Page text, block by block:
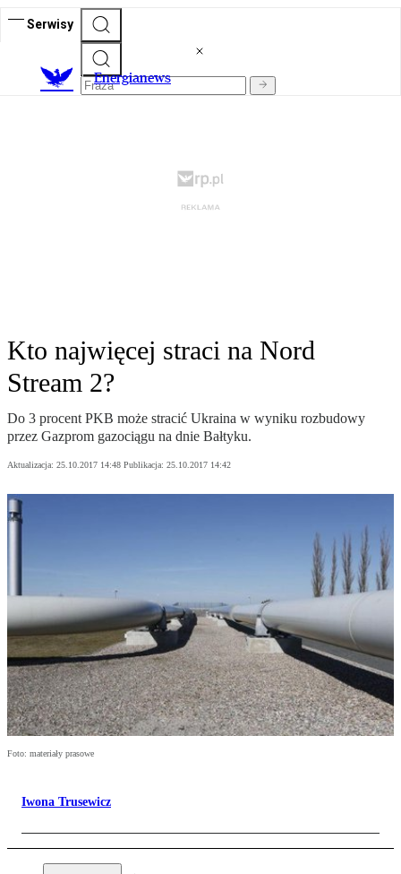
Serwisy
Energianews
Kto najwięcej straci na Nord
Stream 2?
Do 3 procent PKB może stracić Ukraina w wyniku rozbudowy
przez Gazprom gazociągu na dnie Bałtyku.
Aktualizacja: 25.10.2017 14:48 Publikacja: 25.10.2017 14:42
Foto: materiały prasowe
Iwona Trusewicz